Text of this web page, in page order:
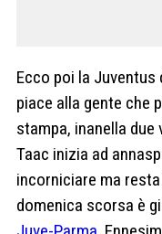
Ecco poi la
piace alla gente che
stampa, inanella
Taac inizia ad
incorniciare ma
domenica scorsa è